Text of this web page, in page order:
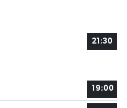
21:30
19:00